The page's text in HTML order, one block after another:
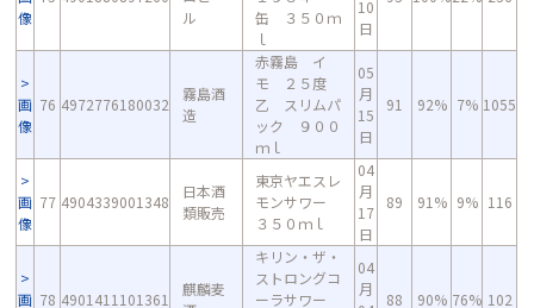
像
ル
缶 ３５０ｍ
ｌ
10
日
画
像
76 4972776180032
霧島酒
造
赤霧島 イ
モ ２５度
乙 スリムパ
ック ９００
ｍｌ
05
月
15
日
91 92% 7% 1055
画
像
77 4904339001348
日本酒
類販売
東京ヤエスレ
モンサワー
３５０ｍｌ
04
月
17
日
89 91% 9% 116
画 78 4901411101361
麒麟麦
キリン・ザ・
ストロングコ
ーラサワー
04
月
88 90% 76% 102